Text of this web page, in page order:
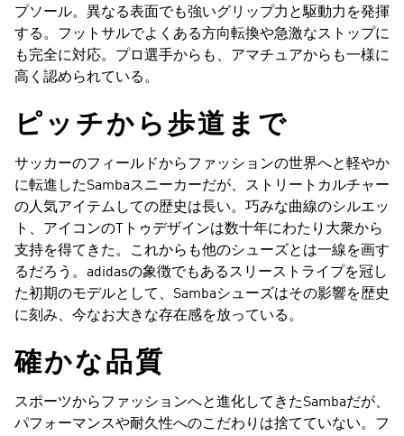
プソール。異なる表面でも強いグリップ力と駆動力を発揮
する。フットサルでよくある方向転換や急激なストップに
も完全に対応。プロ選手からも、アマチュアからも一様に
高く認められている。
ピッチから歩道まで
サッカーのフィールドからファッションの世界へと軽やか
に転進したSambaスニーカーだが、ストリートカルチャー
の人気アイテムしての歴史は長い。巧みな曲線のシルエッ
ト、アイコンのTトゥデザインは数十年にわたり大衆から
支持を得てきた。これからも他のシューズとは一線を画す
るだろう。adidasの象徴でもあるスリーストライプを冠し
た初期のモデルとして、Sambaシューズはその影響を歴史
に刻み、今なお大きな存在感を放っている。
確かな品質
スポーツからファッションへと進化してきたSambaだが、
パフォーマンスや耐久性へのこだわりは捨てていない。フ